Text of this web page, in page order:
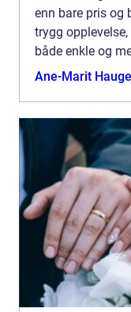
enn bare pris og
trygg
både enkle og
samme sted.
Ane-Marit